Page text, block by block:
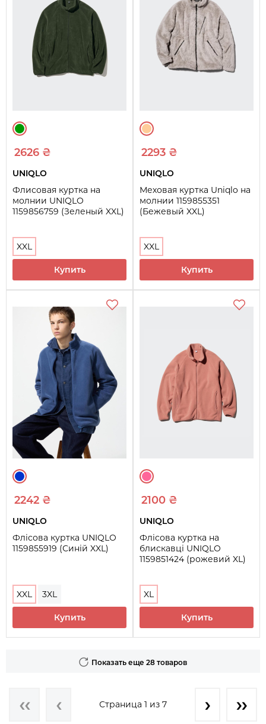
2626 ₴
UNIQLO
Флисовая куртка на
молнии UNIQLO
1159856759 (Зеленый XXL)
XXL
Купить
2293 ₴
UNIQLO
Меховая куртка Uniqlo на
молнии 1159855351
(Бежевый XXL)
XXL
Купить
2242 ₴
UNIQLO
Флісова куртка UNIQLO
1159855919 (Синій XXL)
XXL 3XL
Купить
2100 ₴
UNIQLO
Флісова куртка на
блискавці UNIQLO
1159851424 (рожевий XL)
XL
Купить
Показать еще 28 товаров
Страница 1 из 7